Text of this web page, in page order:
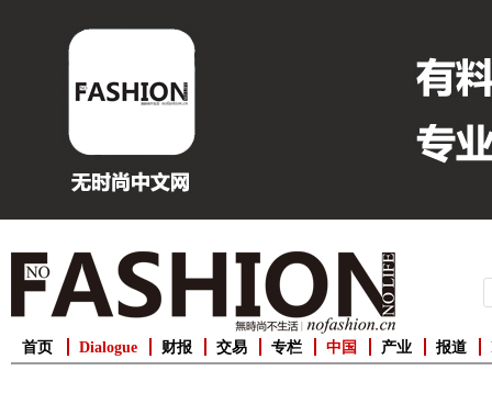
首页 Dialogue 财报 交易 专栏 中国 产业 报道